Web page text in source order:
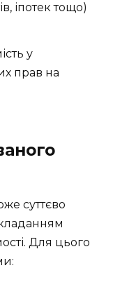
іпотек тощо)
у
прав на
суттєво
Для цього